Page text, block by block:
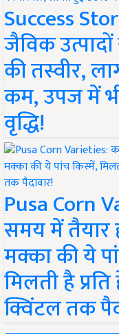
Success
जैविक
की तस्वीर,
कम, उपज में
वृद्धि!
Pusa Corn
समय में तैयार
मक्का की ये
मिलती है
क्विंटल तक